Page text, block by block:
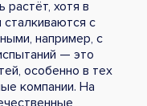
растёт, хотя в
с
например, с
— это
особенно в тех
компании. На